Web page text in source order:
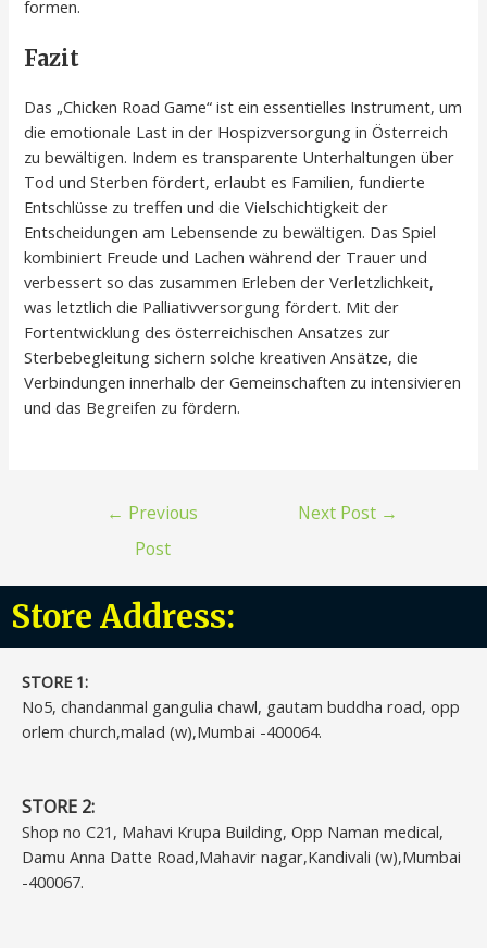
formen.
Fazit
Das „Chicken Road Game“ ist ein essentielles Instrument, um
die emotionale Last in der Hospizversorgung in Österreich
zu bewältigen. Indem es transparente Unterhaltungen über
Tod und Sterben fördert, erlaubt es Familien, fundierte
Entschlüsse zu treffen und die Vielschichtigkeit der
Entscheidungen am Lebensende zu bewältigen. Das Spiel
kombiniert Freude und Lachen während der Trauer und
verbessert so das zusammen Erleben der Verletzlichkeit,
was letztlich die Palliativversorgung fördert. Mit der
Fortentwicklung des österreichischen Ansatzes zur
Sterbebegleitung sichern solche kreativen Ansätze, die
Verbindungen innerhalb der Gemeinschaften zu intensivieren
und das Begreifen zu fördern.
← Previous
Post
Next Post →
Store Address:
STORE 1:​
No5, chandanmal gangulia chawl, gautam buddha road, opp
orlem church,malad (w),Mumbai -400064.
STORE 2:
Shop no C21, Mahavi Krupa Building, Opp Naman medical,
Damu Anna Datte Road,Mahavir nagar,Kandivali (w),Mumbai
-400067.